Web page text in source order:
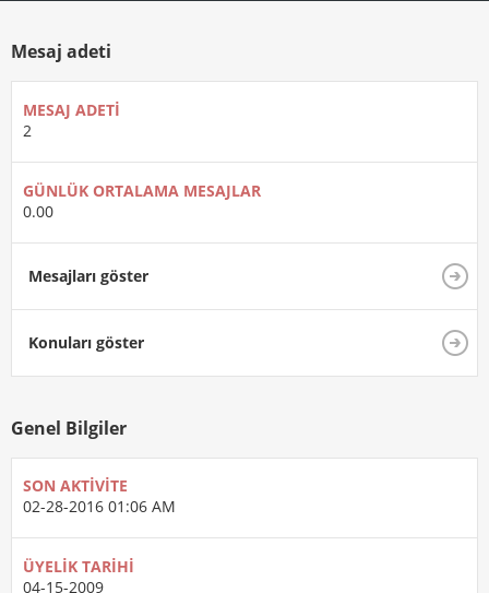
Mesaj adeti
MESAJ ADETI
2
GÜNLÜK ORTALAMA MESAJLAR
0.00
Mesajları göster
Konuları göster
Genel Bilgiler
SON AKTIVITE
02-28-2016 01:06 AM
ÜYELIK TARIHI
04-15-2009